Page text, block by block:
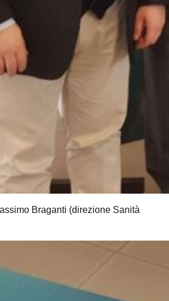
Braganti (direzione Sanità